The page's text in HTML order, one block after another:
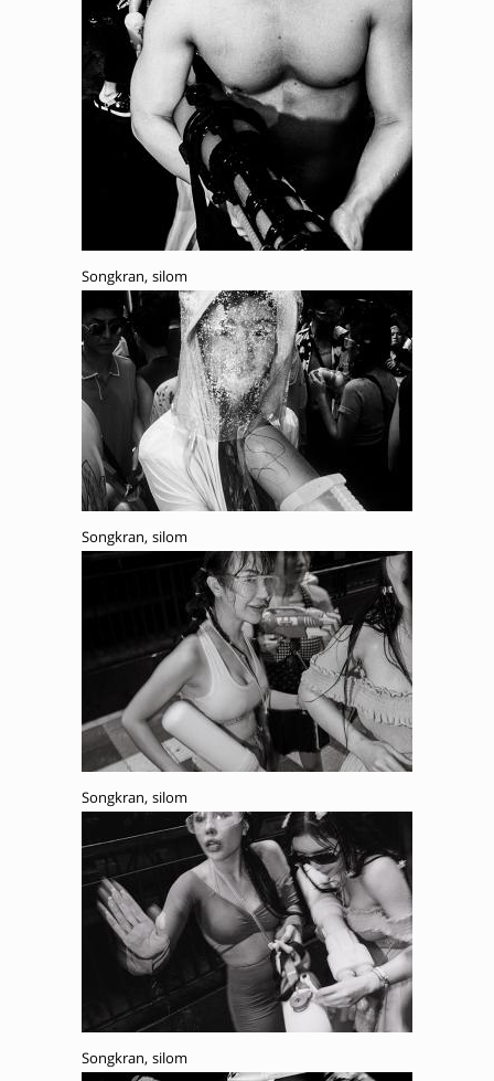
Songkran, silom
Songkran, silom
Songkran, silom
Songkran, silom